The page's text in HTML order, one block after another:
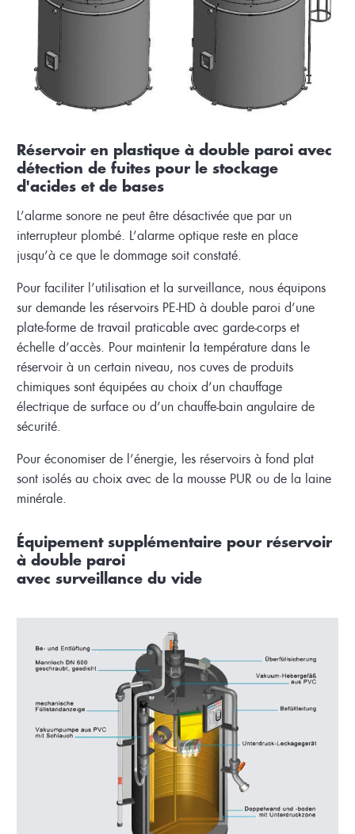
Réservoir en plastique à double paroi avec
détection de fuites pour le stockage
d'acides et de bases
L’alarme sonore ne peut être désactivée que par un
interrupteur plombé. L’alarme optique reste en place
jusqu’à ce que le dommage soit constaté.
Pour faciliter l’utilisation et la surveillance, nous équipons
sur demande les réservoirs PE-HD à double paroi d’une
plate-forme de travail praticable avec garde-corps et
échelle d’accès. Pour maintenir la température dans le
réservoir à un certain niveau, nos cuves de produits
chimiques sont équipées au choix d’un chauffage
électrique de surface ou d’un chauffe-bain angulaire de
sécurité.
Pour économiser de l’énergie, les réservoirs à fond plat
sont isolés au choix avec de la mousse PUR ou de la laine
minérale.
Équipement supplémentaire pour réservoir
à double paroi
avec surveillance du vide